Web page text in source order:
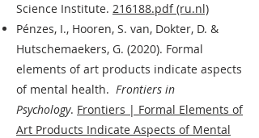
Science Institute. 216188.pdf (ru.nl)
Pénzes, I., Hooren, S. van, Dokter, D. &
Hutschemaekers, G. (2020). Formal
elements of art products indicate aspects
of mental health. Frontiers in
Psychology. Frontiers | Formal Elements of
Art Products Indicate Aspects of Mental